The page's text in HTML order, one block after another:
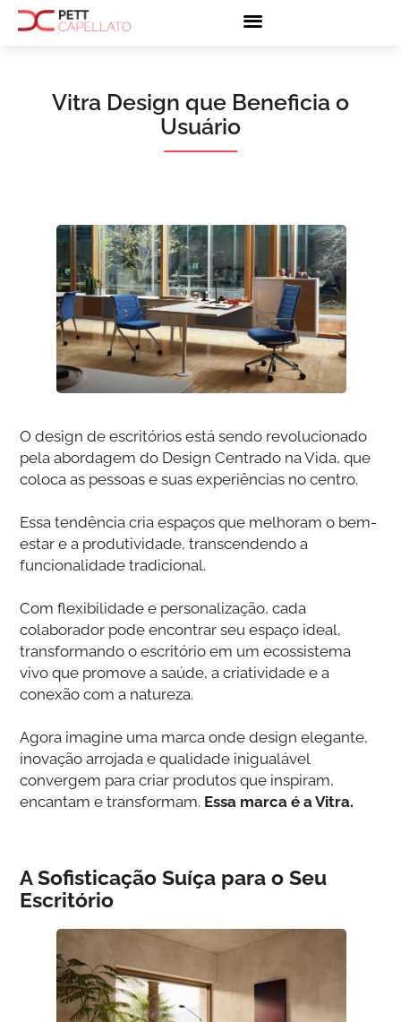
Vitra Design que Beneficia o
Usuário
O design de escritórios está sendo revolucionado
pela abordagem do Design Centrado na Vida, que
coloca as pessoas e suas experiências no centro.
Essa tendência cria espaços que melhoram o bem-
estar e a produtividade, transcendendo a
funcionalidade tradicional.
Com flexibilidade e personalização, cada
colaborador pode encontrar seu espaço ideal,
transformando o escritório em um ecossistema
vivo que promove a saúde, a criatividade e a
conexão com a natureza.
Agora imagine uma marca onde design elegante,
inovação arrojada e qualidade inigualável
convergem para criar produtos que inspiram,
encantam e transformam. Essa marca é a Vitra.
A Sofisticação Suíça para o Seu
Escritório